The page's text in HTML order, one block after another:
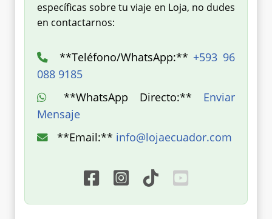
específicas sobre tu viaje en Loja, no dudes
en contactarnos:
**Teléfono/WhatsApp:** +593 96
088 9185
**WhatsApp Directo:** Enviar
Mensaje
**Email:** info@lojaecuador.com